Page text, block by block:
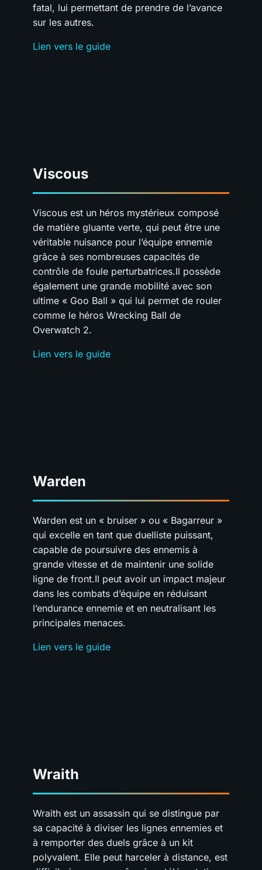
fatal, lui permettant de prendre de l’avance
sur les autres.
Lien vers le guide
Viscous
Viscous est un héros mystérieux composé
de matière gluante verte, qui peut être une
véritable nuisance pour l’équipe ennemie
grâce à ses nombreuses capacités de
contrôle de foule perturbatrices.Il possède
également une grande mobilité avec son
ultime « Goo Ball » qui lui permet de rouler
comme le héros Wrecking Ball de
Overwatch 2.
Lien vers le guide
Warden
Warden est un « bruiser » ou « Bagarreur »
qui excelle en tant que duelliste puissant,
capable de poursuivre des ennemis à
grande vitesse et de maintenir une solide
ligne de front.Il peut avoir un impact majeur
dans les combats d’équipe en réduisant
l’endurance ennemie et en neutralisant les
principales menaces.
Lien vers le guide
Wraith
Wraith est un assassin qui se distingue par
sa capacité à diviser les lignes ennemies et
à remporter des duels grâce à un kit
polyvalent. Elle peut harceler à distance, est